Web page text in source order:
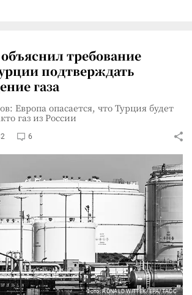
требование
подтверждать
газа
Европа опасается, что Турция будет
газ из России
6
Фото: RONALD WITTEK/EPA/ТАСС